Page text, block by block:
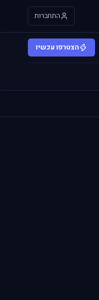
התחברות
הצטרפו עכשיו